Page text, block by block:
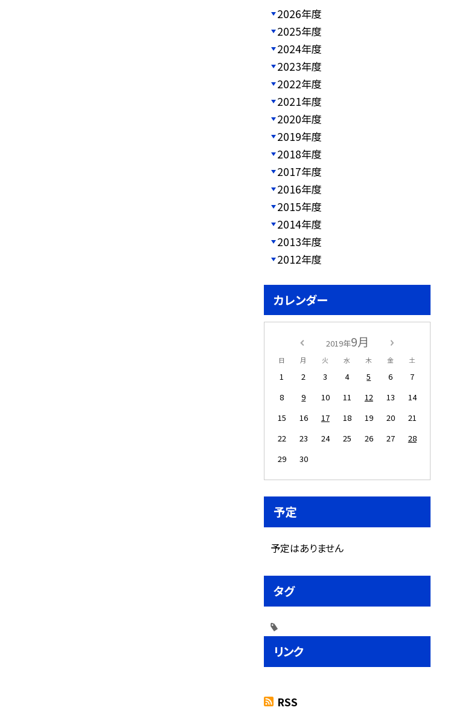
2026年度
2025年度
2024年度
2023年度
2022年度
2021年度
2020年度
2019年度
2018年度
2017年度
2016年度
2015年度
2014年度
2013年度
2012年度
カレンダー
2019年9月
日 月 火 水 木 金 土
1 2 3 4 5 6
7
8
9 10 11 12 13
14
15
16 17 18 19 20
21
22
23 24 25 26 27
28
29
30
予定
予定はありません
タグ
リンク
RSS